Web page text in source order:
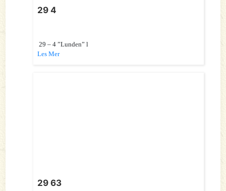
29 4
29 – 4 ”Lunden” l
Les Mer
29 63